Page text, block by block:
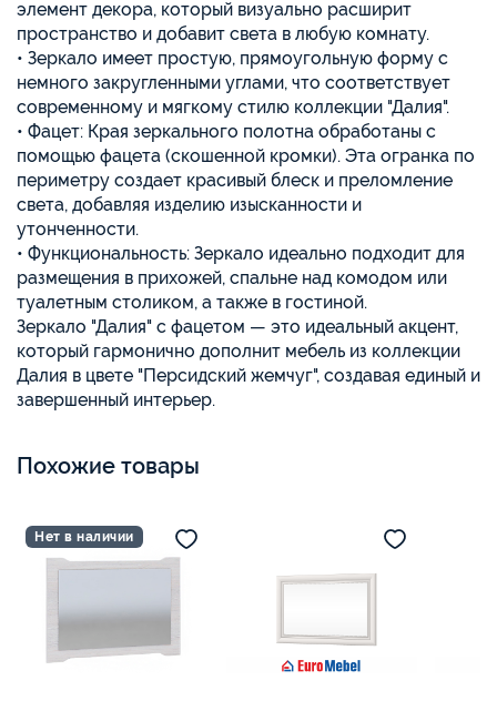
элемент декора, который визуально расширит
пространство и добавит света в любую комнату.
• Зеркало имеет простую, прямоугольную форму с
немного закругленными углами, что соответствует
современному и мягкому стилю коллекции "Далия".
• Фацет: Края зеркального полотна обработаны с
помощью фацета (скошенной кромки). Эта огранка по
периметру создает красивый блеск и преломление
света, добавляя изделию изысканности и
утонченности.
• Функциональность: Зеркало идеально подходит для
размещения в прихожей, спальне над комодом или
туалетным столиком, а также в гостиной.
Зеркало "Далия" с фацетом — это идеальный акцент,
который гармонично дополнит мебель из коллекции
Далия в цвете "Персидский жемчуг", создавая единый и
завершенный интерьер.
Похожие товары
Нет в наличии